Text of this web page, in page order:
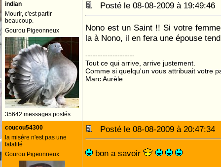
indian
Mourir, c'est partir
beaucoup.
Gourou Pigeonneux
35642 messages postés
Posté le 08-08-2009 à
Nono est un Saint !! Si votre
la à Nono, il en fera une épouse
--------------------
Tout ce qui arrive, arrive justement.
Comme si quelqu'un vous attribuait votre
Marc Aurèle
coucou54300
la misére n'est pas une
fatalité
Gourou Pigeonneux
Posté le 08-08-2009 à
bon a savoir